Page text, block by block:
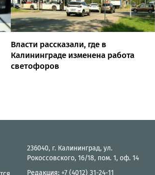
Власти рассказали, где в
Калининграде изменена работа
светофоров
236040, г. Калининград, ул.
Рокоссовского, 16/18, пом. 1, оф. 14
Редакция: +7 (4012) 31-24-11